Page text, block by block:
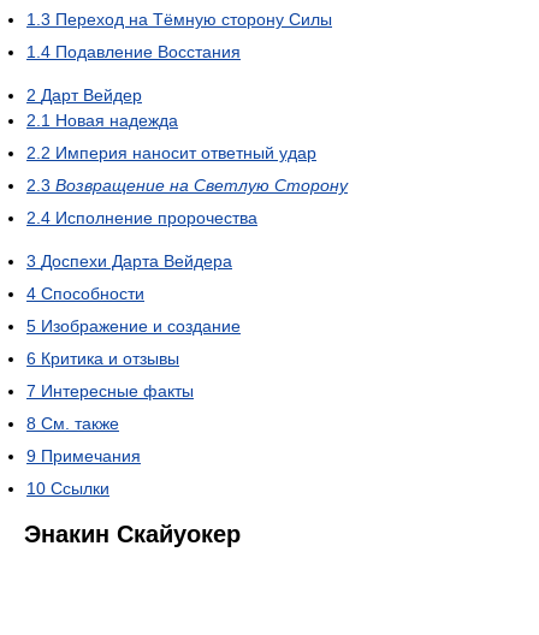
1.3 Переход на Тёмную сторону Силы
1.4 Подавление Восстания
2 Дарт Вейдер
2.1 Новая надежда
2.2 Империя наносит ответный удар
2.3 Возвращение на Светлую Сторону
2.4 Исполнение пророчества
3 Доспехи Дарта Вейдера
4 Способности
5 Изображение и создание
6 Критика и отзывы
7 Интересные факты
8 См. также
9 Примечания
10 Ссылки
Энакин Скайуокер